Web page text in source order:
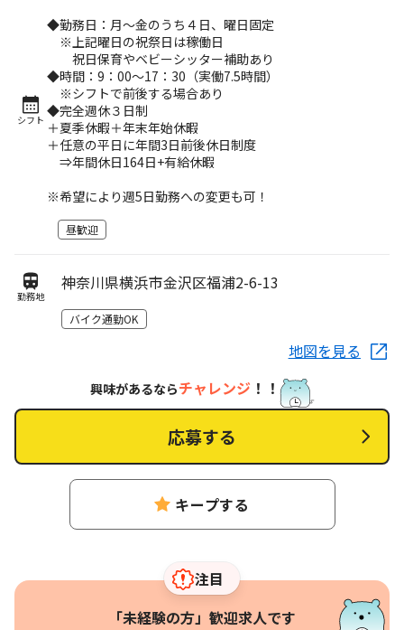
シフト
◆勤務日：月～金のうち４日、曜日固定
※上記曜日の祝祭日は稼働日
祝日保育やベビーシッター補助あり
◆時間：9：00～17：30（実働7.5時間）
※シフトで前後する場合あり
◆完全週休３日制
＋夏季休暇＋年末年始休暇
＋任意の平日に年間3日前後休日制度
⇒年間休日164日+有給休暇
※希望により週5日勤務への変更も可！
昼歓迎
勤務地
神奈川県横浜市金沢区福浦2-6-13
バイク通勤OK
地図を見る
キープする
興味があるならチャレンジ ！！
応募する
注目
「未経験の方」歓迎求人です